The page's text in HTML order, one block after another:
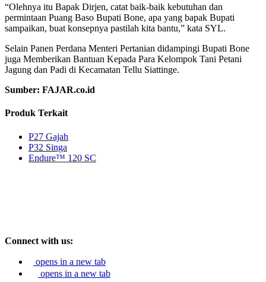
“Olehnya itu Bapak Dirjen, catat baik-baik kebutuhan dan
permintaan Puang Baso Bupati Bone, apa yang bapak Bupati
sampaikan, buat konsepnya pastilah kita bantu,” kata SYL.
Selain Panen Perdana Menteri Pertanian didampingi Bupati Bone
juga Memberikan Bantuan Kepada Para Kelompok Tani Petani
Jagung dan Padi di Kecamatan Tellu Siattinge.
Sumber: FAJAR.co.id
Produk Terkait
P27 Gajah
P32 Singa
Endure™ 120 SC
Connect with us:
opens in a new tab
opens in a new tab